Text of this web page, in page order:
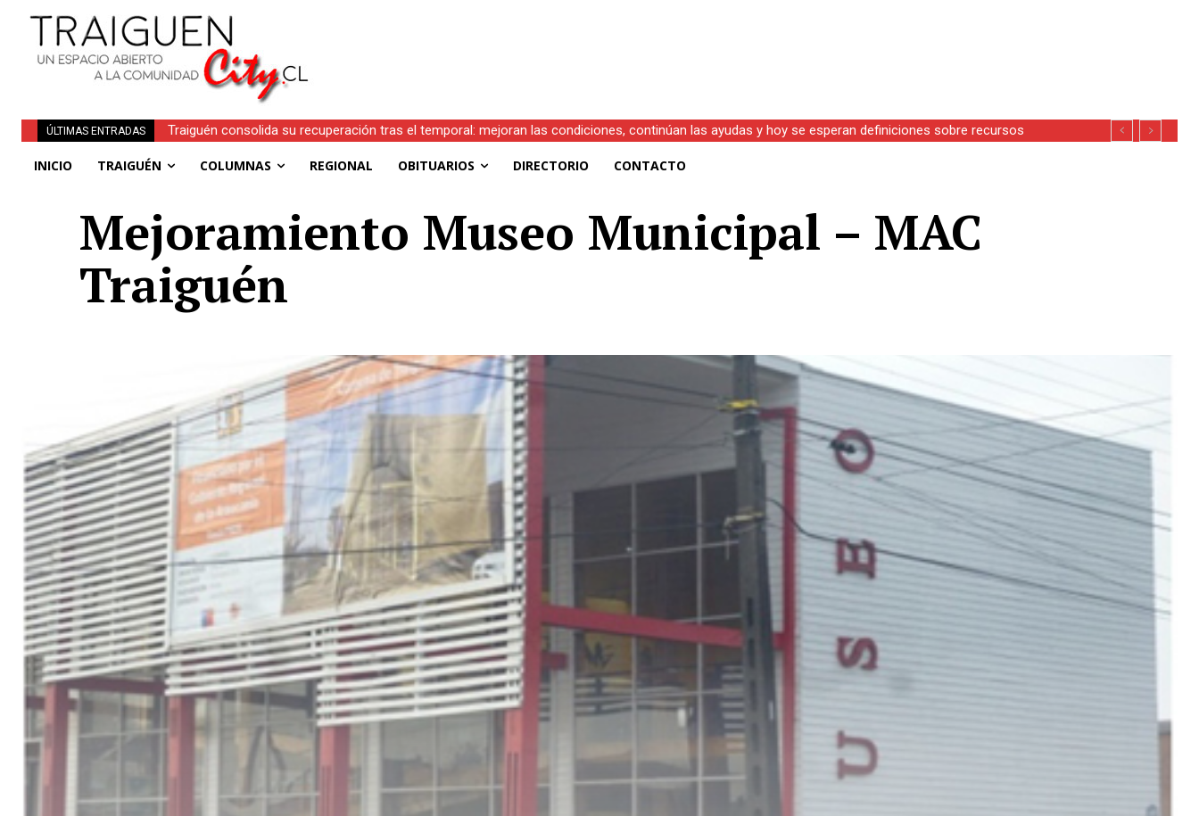
ÚLTIMAS ENTRADAS
Traiguén consolida su recuperación tras el temporal: mejoran las condiciones, continúan las ayudas y hoy se esperan definiciones sobre recursos
Obituario | Inés Faundez Linero (Q.E.P.D.)
INICIO TRAIGUÉN COLUMNAS REGIONAL OBITUARIOS DIRECTORIO CONTACTO
Mejoramiento Museo Municipal – MAC
Traiguén